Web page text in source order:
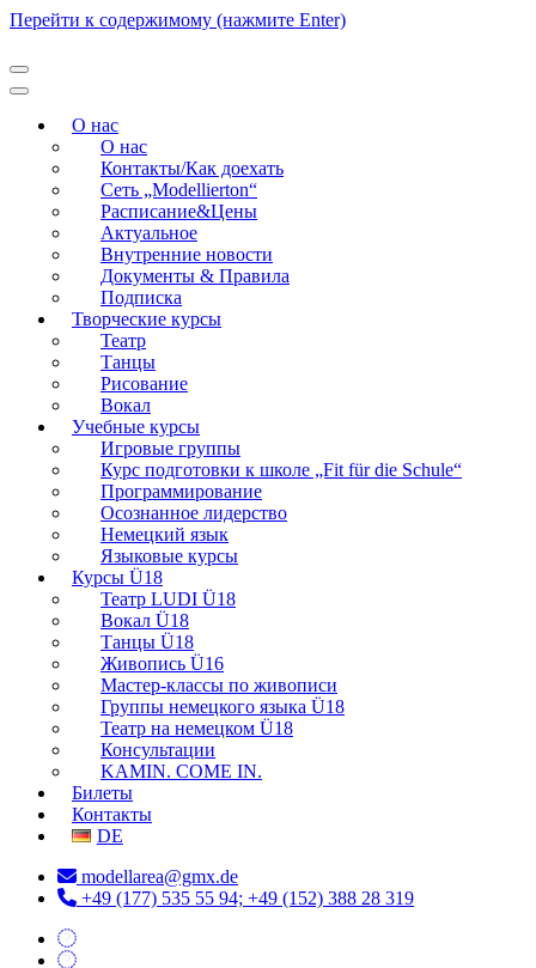
Перейти к содержимому (нажмите Enter)
О нас
О нас
Контакты/Как доехать
Сеть „Modellierton“
Расписание&Цены
Актуальное
Внутренние новости
Документы & Правила
Подписка
Творческие курсы
Театр
Танцы
Рисование
Вокал
Учебные курсы
Игровые группы
Курс подготовки к школе „Fit für die Schule“
Программирование
Осознанное лидерство
Немецкий язык
Языковые курсы
Курсы Ü18
Театр LUDI Ü18
Вокал Ü18
Танцы Ü18
Живопись Ü16
Мастер-классы по живописи
Группы немецкого языка Ü18
Театр на немецком Ü18
Консультации
KAMIN. COME IN.
Билеты
Контакты
DE
modellarea@gmx.de
+49 (177) 535 55 94; +49 (152) 388 28 319